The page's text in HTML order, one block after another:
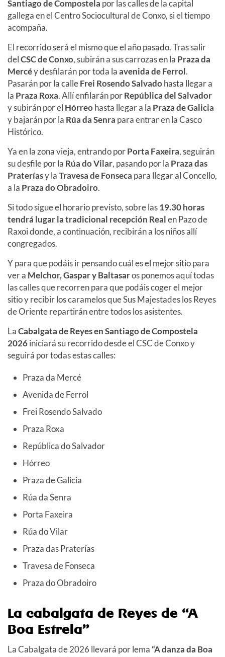
Santiago de Compostela por las calles de la capital
gallega en el Centro Sociocultural de Conxo, si el tiempo
acompaña.
El recorrido será el mismo que el año pasado. Tras salir
delCSC de Conxo, subirán a sus carrozas en la Praza da
Mercéy desfilarán por toda laavenida de Ferrol.
Pasarán por la calleFrei Rosendo Salvado hasta llegar a
la Praza Roxa. Allí enfilarán porRepública del Salvador
y subirán por el Hórreo hasta llegar a la Praza de Galicia
y bajarán por la Rúa da Senra para entrar en la Casco
Histórico.
Ya en la zona vieja, entrando porPorta Faxeira, seguirán
su desfile por la Rúa do Vilar, pasando por la Praza das
Prateríasy laTravesa de Fonseca para llegar al Concello,
a la Praza do Obradoiro.
Si todo sigue el horario previsto, sobre las19.30 horas
tendrá lugar la tradicional recepción Realen Pazo de
Raxoi donde, a continuación, recibirán a los niños allí
congregados.
Y para que podáis ir pensando cuál es el mejor sitio para
ver a Melchor, Gaspar y Baltasaros ponemos aquí todas
las calles que recorren para que podáis coger el mejor
sitio y recibir los caramelos que Sus Majestades los Reyes
de Oriente repartirán entre todos los asistentes.
LaCabalgata de Reyes en Santiago de Compostela
2026iniciará su recorrido desde el CSC de Conxo y
seguirá por todas estas calles:
Praza da Mercé
Avenida de Ferrol
Frei Rosendo Salvado
Praza Roxa
República do Salvador
Hórreo
Praza de Galicia
Rúa da Senra
Porta Faxeira
Rúa do Vilar
Praza das Praterías
Travesa de Fonseca
Praza do Obradoiro
La cabalgata de Reyes de “A
Boa Estrela”
La Cabalgata de 2026 llevará por lema“A danza da Boa